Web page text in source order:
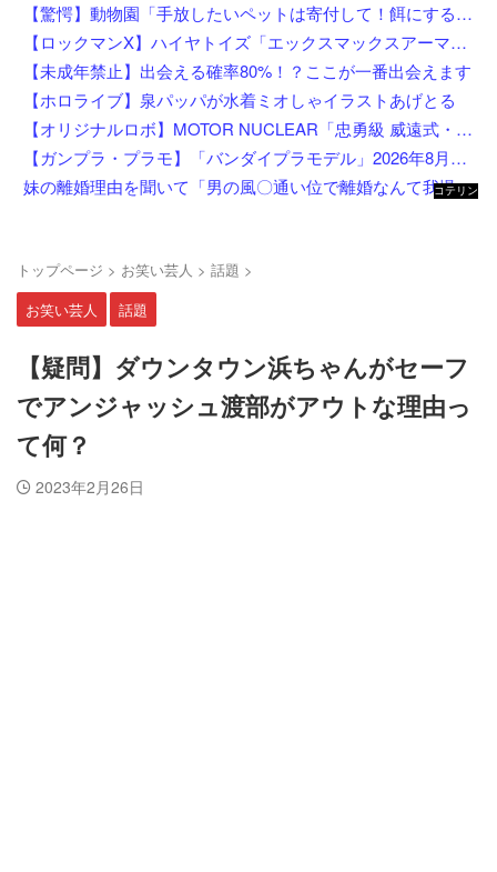
【驚愕】動物園「手放したいペットは寄付して！餌にするから！」←これってどうなん？w w w w w w w w w w
【ロックマンX】ハイヤトイズ「エックスマックスアーマー」アクションフィギュア 試作公開【近日予約開始】
【未成年禁止】出会える確率80%！？ここが一番出会えます
【ホロライブ】泉パッパが水着ミオしゃイラストあげとる
【オリジナルロボ】MOTOR NUCLEAR「忠勇級 威遠式・近衛軍仕様」プラモデル【予約開始】
【ガンプラ・プラモ】「バンダイプラモデル」2026年8月発売商品【スケジュール公開】
妹の離婚理由を聞いて「男の風〇通い位で離婚なんて我慢足りないｗ私なら自分を反省する」とドヤるコトメ。すかさずコトメ夫が風〇店に入る証拠写真を見せてあげた結果ｗｗｗｗｗｗ
コテリン
トップページ > お笑い芸人 > 話題 >
お笑い芸人
話題
【疑問】ダウンタウン浜ちゃんがセーフ
でアンジャッシュ渡部がアウトな理由っ
て何？
2023年2月26日